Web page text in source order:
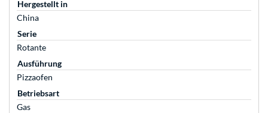
Hergestellt in
China
Serie
Rotante
Ausführung
Pizzaofen
Betriebsart
Gas